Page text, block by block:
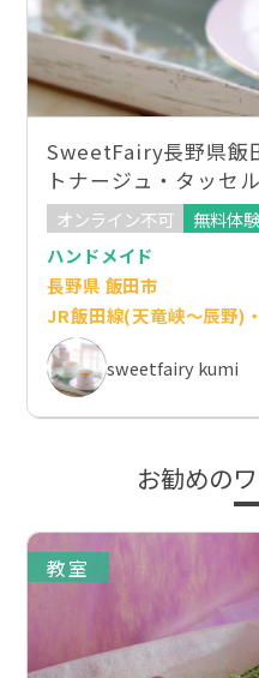
SweetFairy長野県飯
トナージュ・タッセ
ワー
オンライン不可
無料体
ハンドメイド
長野県 飯田市
JR飯田線(天竜峡～辰野)
sweetfairy kumi
お勧めの
教室